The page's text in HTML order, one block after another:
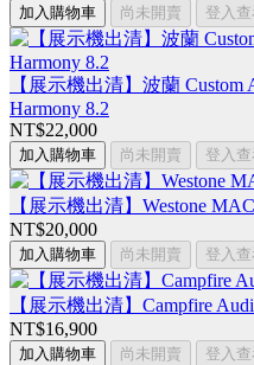
加入購物車 尚未開賣 登入查
【展示機出清】波蘭
Harmony 8.2
NT$22,000
加入購物車 尚未開賣 登入查
【展示機出清】Westone
NT$20,000
加入購物車 尚未開賣 登入查
【展示機出清】Campfire
NT$16,900
加入購物車 尚未開賣 登入查